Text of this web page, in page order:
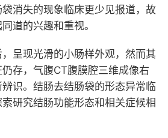
消失的现象临床更少见报道，故
道的兴趣和重视。
呈现光滑的小肠样外观，然而其
存，气腹CT腹膜腔三维成像右
识。结肠去结肠袋的形态异常临
研究结肠功能形态和相关症候相